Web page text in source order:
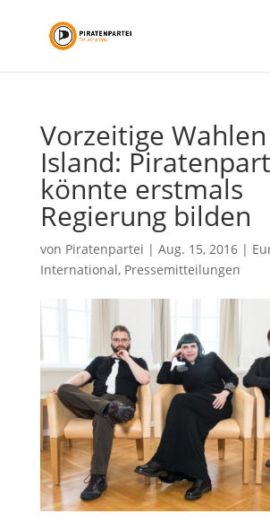
Vorzeitige
Island:
könnte erstmals
Regierung bilden
von Piratenpartei | Aug. 15, 2016|
International, Pressemitteilungen